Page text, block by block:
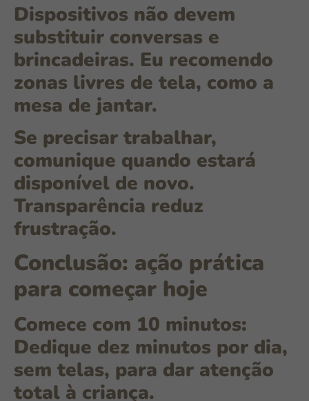
Dispositivos não devem
substituir conversas e
brincadeiras. Eu recomendo
zonas livres de tela, como a
mesa de jantar.
Se precisar trabalhar,
comunique quando estará
disponível de novo.
Transparência reduz
frustração.
Conclusão: ação prática
para começar hoje
Comece com 10 minutos:
Dedique dez minutos por dia,
sem telas, para dar atenção
total à criança.